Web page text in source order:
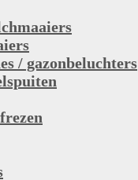
/ gazonbeluchters